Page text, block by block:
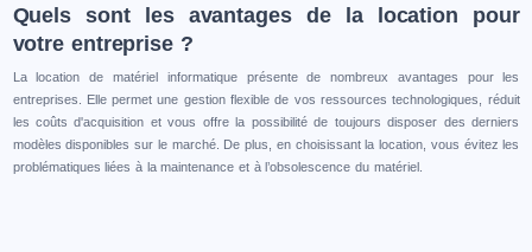
Quels sont les avantages de la location pour
votre entreprise ?
La location de matériel informatique présente de nombreux avantages pour les
entreprises. Elle permet une gestion flexible de vos ressources technologiques, réduit
les coûts d'acquisition et vous offre la possibilité de toujours disposer des derniers
modèles disponibles sur le marché. De plus, en choisissant la location, vous évitez les
problématiques liées à la maintenance et à l’obsolescence du matériel.